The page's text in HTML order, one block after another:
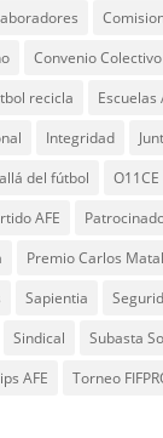
Convenio Colectivo
recicla Escuelas
Integridad
del fútbol
O11CE
AFE
Premio Carlos
Sapientia
Sindical
Subasta
AFE Torneo